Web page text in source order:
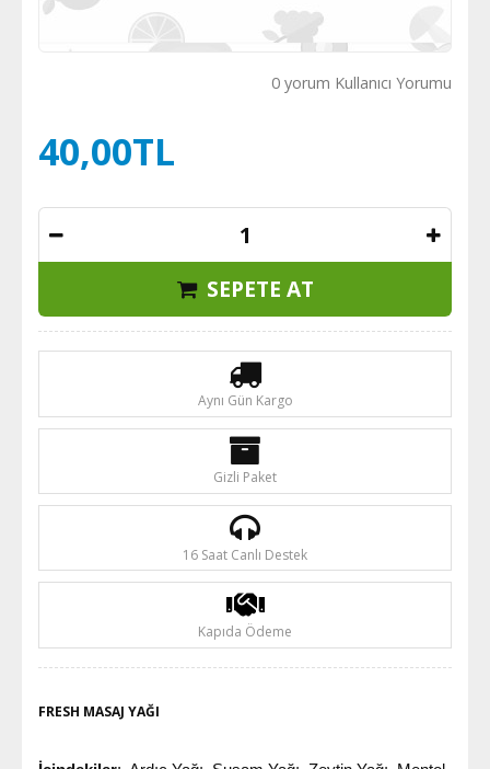
0 yorum Kullanıcı Yorumu
40,00TL
SEPETE AT
Aynı Gün Kargo
Gizli Paket
16 Saat Canlı Destek
Kapıda Ödeme
FRESH MASAJ YAĞI